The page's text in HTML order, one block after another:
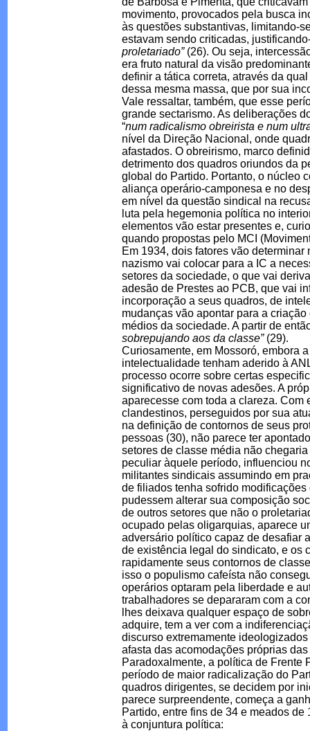
movimento, provocados pela busca
às questões substantivas, limitando-
estavam sendo criticadas,
proletariado”(26). Ou seja,
era fruto natural da visão
definir a tática correta, através da
dessa mesma massa, que por sua
Vale ressaltar, também, que esse
grande sectarismo. As deliberações
“num radicalismo obreirista e num
nível da Direção Nacional, onde
afastados. O obreirismo, marco
detrimento dos quadros oriundos da
global do Partido. Portanto, o núcleo
aliança operário-camponesa e no
em nível da questão sindical na
luta pela hegemonia política no
elementos vão estar presentes e,
quando propostas pelo MCI
Em 1934, dois fatores vão
nazismo vai colocar para a IC a
setores da sociedade, o que vai
adesão de Prestes ao PCB, que vai
incorporação a seus quadros, de
mudanças vão apontar para a
médios da sociedade. A partir de
sobrepujando aos da classe” (29).
Curiosamente, em Mossoró, embora
intelectualidade tenham aderido à
processo ocorre sobre certas
significativo de novas adesões. A
aparecesse com toda a clareza.
clandestinos, perseguidos por sua
na definição de contornos de seus
pessoas (30), não parece ter
setores de classe média não
peculiar àquele período, influenciou
militantes sindicais assumindo em
de filiados tenha sofrido
pudessem alterar sua composição
de outros setores que não o
ocupado pelas oligarquias, aparece
adversário político capaz de desafiar
de existência legal do sindicato, e os
rapidamente seus contornos de
isso o populismo cafeísta não
operários optaram pela liberdade e
trabalhadores se depararam com a
lhes deixava qualquer espaço de
adquire, tem a ver com a
discurso extremamente
afasta das acomodações próprias
Paradoxalmente, a política de Frente
período de maior radicalização do
quadros dirigentes, se decidem por
parece surpreendente, começa a
Partido, entre fins de 34 e meados
à conjuntura política: